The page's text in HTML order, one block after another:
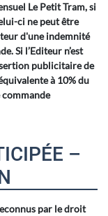
Le Petit Tram, si
ci ne peut être
d'une indemnité
Si l’Editeur n’est
publicitaire de
à 10% du
commande
–
par le droit